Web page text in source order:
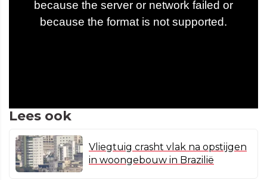
Lees ook
Vliegtuig crasht vlak na opstijgen
in woongebouw in Brazilië